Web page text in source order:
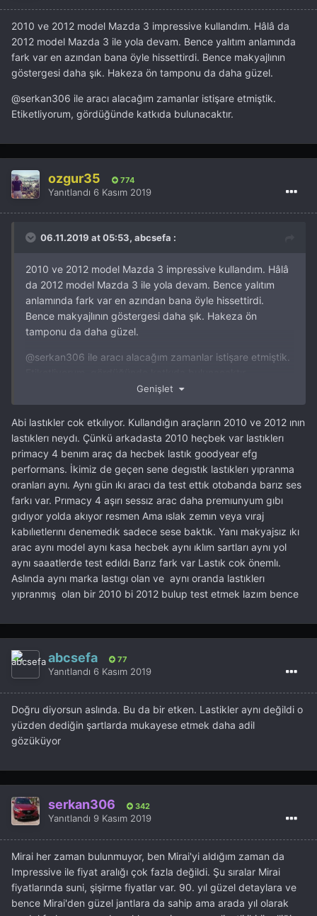
2010 ve 2012 model Mazda 3 impressive kullandım. Hâlâ da
2012 model Mazda 3 ile yola devam. Bence yalıtım anlamında
fark var en azından bana öyle hissettirdi. Bence makyajlının
göstergesi daha şık. Hakeza ön tamponu da daha güzel.
@serkan306 ile aracı alacağım zamanlar istişare etmiştik.
Etiketliyorum, gördüğünde katkıda bulunacaktır.
ozgur35 774
Yanıtlandı 6 Kasım 2019
06.11.2019 at 05:53, abcsefa :
2010 ve 2012 model Mazda 3 impressive kullandım. Hâlâ
da 2012 model Mazda 3 ile yola devam. Bence yalıtım
anlamında fark var en azından bana öyle hissettirdi.
Bence makyajlının göstergesi daha şık. Hakeza ön
tamponu da daha güzel.
@serkan306 ile aracı alacağım zamanlar istişare etmiştik.
Genişlet
Abi lastıkler cok etkılıyor. Kullandığın araçların 2010 ve 2012 ının
lastıklerı neydı. Çünkü arkadasta 2010 heçbek var lastıklerı
primacy 4 benım araç da hecbek lastık goodyear efg
performans. İkimiz de geçen sene degıstık lastıklerı yıpranma
oranları aynı. Aynı gün ıkı aracı da test ettık otobanda barız ses
farkı var. Prımacy 4 aşırı sessız arac daha premıunyum gıbı
gıdıyor yolda akıyor resmen Ama ıslak zemın veya vıraj
kabılıetlerını denemedık sadece sese baktık. Yanı makyajsız ıkı
arac aynı model aynı kasa hecbek aynı ıklım sartları aynı yol
aynı saaatlerde test edıldı Barız fark var Lastık cok önemlı.
Aslında aynı marka lastıgı olan ve aynı oranda lastıklerı
yıpranmış olan bir 2010 bi 2012 bulup test etmek lazım bence
abcsefa 77
Yanıtlandı 6 Kasım 2019
Doğru diyorsun aslında. Bu da bir etken. Lastikler aynı değildi o
yüzden dediğin şartlarda mukayese etmek daha adil
gözüküyor
serkan306 342
Yanıtlandı 9 Kasım 2019
Mirai her zaman bulunmuyor, ben Mirai'yi aldığım zaman da
Impressive ile fiyat aralığı çok fazla değildi. Şu sıralar Mirai
fiyatlarında suni, şişirme fiyatlar var. 90. yıl güzel detaylara ve
bence Mirai'den güzel jantlara da sahip ama arada yıl olarak